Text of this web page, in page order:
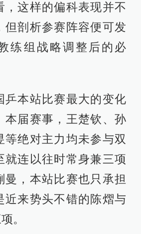
，这样的偏科表现并不
但剖析参赛阵容便可发
练组战略调整后的必
乒本站比赛最大的变化
本届赛事，王楚钦、孙
等绝对主力均未参与双
就连以往时常身兼三项
曼，本站比赛也只承担
近来势头不错的陈熠与
。